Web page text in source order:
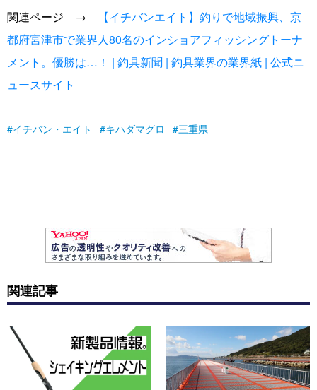
関連ページ →
【イチバンエイト】釣りで地域振興、京
都府宮津市で業界人80名のインショアフィッシングトーナ
メント。優勝は…！ | 釣具新聞 | 釣具業界の業界紙 | 公式ニ
ュースサイト
イチバン・エイト キハダマグロ 三重県
関連記事